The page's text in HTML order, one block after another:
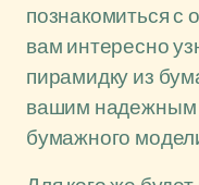
познакомиться с
вам интересно
пирамидку из
вашим надежным
бумажного